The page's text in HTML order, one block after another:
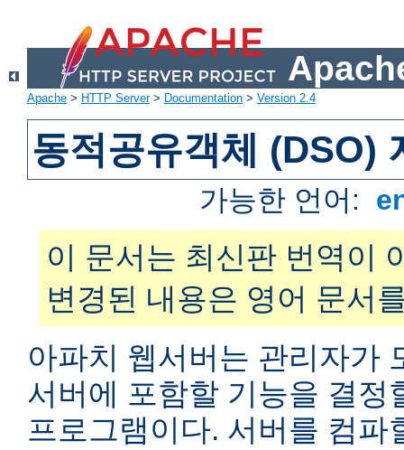
Apache > HTTP Server> Documentation > Version 2.4
동적공유객체 (DSO)
가능한 언어:
이 문서는 최신판 번역이
변경된 내용은 영어 문서
아파치 웹서버는 관리자가
서버에 포함할 기능을 결정
프로그램이다. 서버를 컴파